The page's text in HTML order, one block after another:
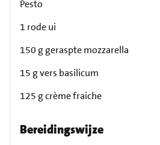
Pesto
1 rode ui
150 g geraspte mozzarella
15 g vers basilicum
125 g crème fraiche
Bereidingswijze